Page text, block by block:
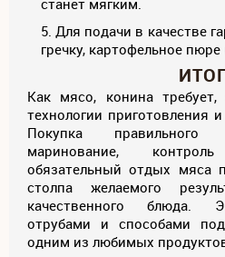
Для подачи в качестве
гречку, картофельное
Как мясо, конина
технологии приготовления
Покупка правильного
маринование,
обязательный отдых мяса
столпа желаемого
качественного блюда.
отрубами и способами
одним из любимых